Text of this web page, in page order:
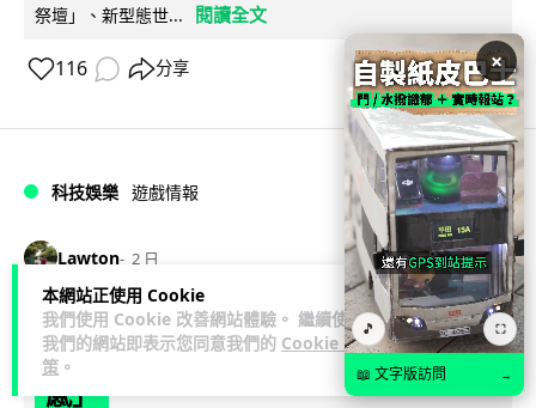
本網站正使用 Cookie
我們使用 Cookie 改善網站體驗。 繼續使用
我們的網站即表示您同意我們的 Cookie 政
策 。
祭壇」、新型態世...
閱讀全文
116 分享
科技娛樂 遊戲情報
Lawton 2 日
日本二手遊戲店減 90% 門市 業績反增
四成 "懷舊"在 Z 世代變成最潮「新鮮
感」
×
🎵 ⛶
📖 文字版訪問 →